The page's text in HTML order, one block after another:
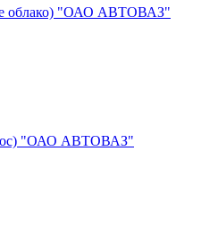
облако) "ОАО АВТОВАЗ"
"ОАО АВТОВАЗ"